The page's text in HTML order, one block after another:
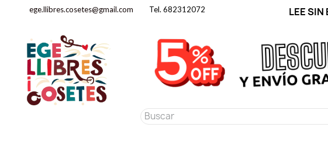
ege.llibres.cosetes@gmail.com Tel. 682312072 LEE SIN